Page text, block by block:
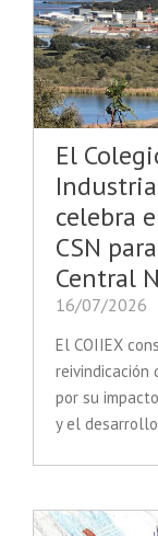
El
celebra
CSN
Central
16/07/2026
El COIIEX
reivindicación
por su
y el